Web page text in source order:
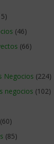
(46)
(66)
Negocios (224)
negocios (102)
(60)
(85)